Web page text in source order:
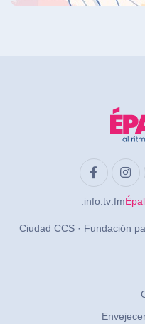
.info .tv .fm
Ciudad CCS · Fundación